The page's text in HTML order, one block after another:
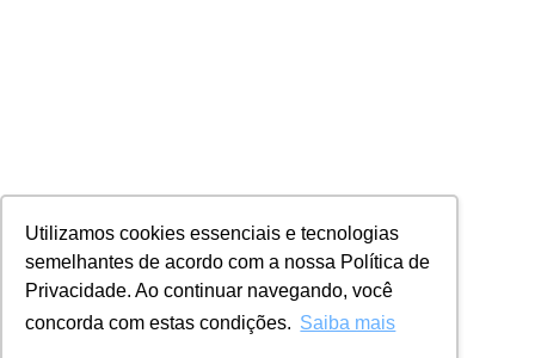
Utilizamos cookies essenciais e tecnologias
semelhantes de acordo com a nossa Política de
Privacidade. Ao continuar navegando, você
concorda com estas condições. Saiba mais